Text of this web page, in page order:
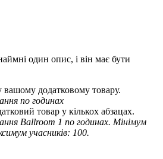
один опис, і він має бути
вашому додатковому товару.
по годинах
товар у кількох абзацах.
Ballroom 1 по годинах. Мінімум
учасників: 100.